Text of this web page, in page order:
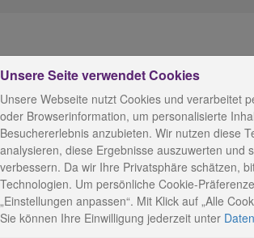
richten sich an Menschen mit
Auszubildenden entsprechend des
und praktische Vermittlung von
Arbeitsbereichen.
Sie weiterführende
Unsere Seite verwendet Cookies
Unsere Webseite nutzt Cookies und verarbeitet
oder Browserinformation, um personalisierte
Besuchererlebnis anzubieten. Wir nutzen diese
analysieren, diese Ergebnisse auszuwerten und
verbessern. Da wir Ihre Privatsphäre schätzen,
Technologien. Um persönliche Cookie-
„Einstellungen anpassen“. Mit Klick auf „Alle
Sie können Ihre Einwilligung jederzeit unter